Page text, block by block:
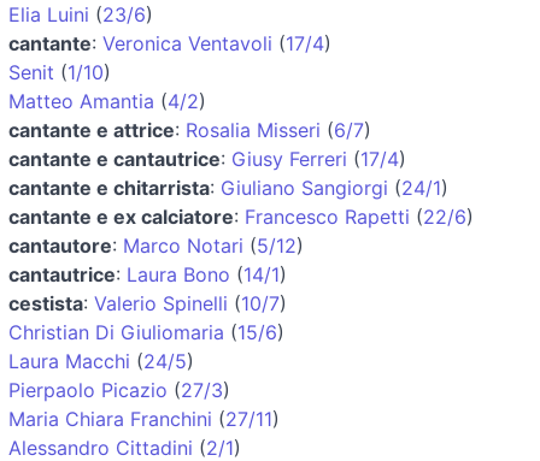
Elia Luini (23/6)
cantante: Veronica Ventavoli (17/4)
Senit (1/10)
Matteo Amantia (4/2)
cantante e attrice: Rosalia Misseri (6/7)
cantante e cantautrice: Giusy Ferreri (17/4)
cantante e chitarrista: Giuliano Sangiorgi (24/1)
cantante e ex calciatore: Francesco Rapetti (22/6)
cantautore: Marco Notari (5/12)
cantautrice: Laura Bono (14/1)
cestista: Valerio Spinelli (10/7)
Christian Di Giuliomaria (15/6)
Laura Macchi (24/5)
Pierpaolo Picazio (27/3)
Maria Chiara Franchini (27/11)
Alessandro Cittadini (2/1)